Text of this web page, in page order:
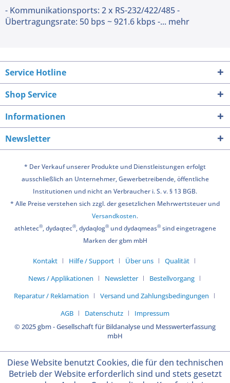
- Kommunikationsports: 2 x RS-232/422/485 -
Übertragungsrate: 50 bps ~ 921.6 kbps -... mehr
Service Hotline
Shop Service
Informationen
Newsletter
* Der Verkauf unserer Produkte und Dienstleistungen erfolgt
ausschließlich an Unternehmer, Gewerbetreibende, öffentliche
Institutionen und nicht an Verbraucher i. S. v. § 13 BGB.
* Alle Preise verstehen sich zzgl. der gesetzlichen Mehrwertsteuer und
Versandkosten.
athletec®, dydaqtec®, dydaqlog®und dydaqmeas®sind eingetragene
Marken der gbm mbH
Kontakt Hilfe / Support Über uns
Qualität
News / Applikationen
Newsletter
Bestellvorgang
Reparatur / Reklamation
Versand und Zahlungsbedingungen
AGB
Datenschutz
Impressum
© 2025 gbm - Gesellschaft für Bildanalyse und Messwerterfassung
mbH
Diese Website benutzt Cookies, die für den technischen
Betrieb der Website erforderlich sind und stets gesetzt